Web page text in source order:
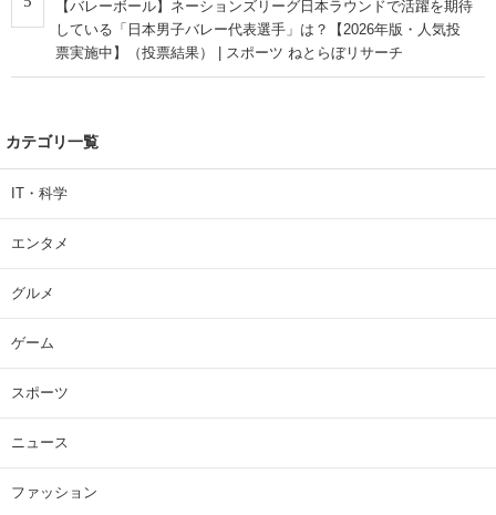
【バレーボール】ネーションズリーグ日本ラウンドで活躍を期待
している「日本男子バレー代表選手」は？【2026年版・人気投
票実施中】（投票結果） | スポーツ ねとらぼリサーチ
カテゴリ一覧
IT・科学
エンタメ
グルメ
ゲーム
スポーツ
ニュース
ファッション